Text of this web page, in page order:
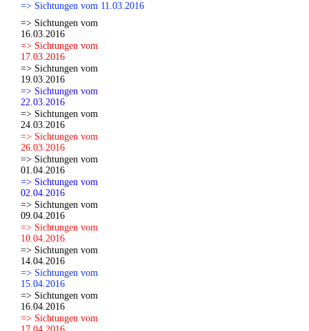
=> Sichtungen vom 11.03.2016
=> Sichtungen vom
16.03.2016
=> Sichtungen vom
17.03.2016
=> Sichtungen vom
19.03.2016
=> Sichtungen vom
22.03.2016
=> Sichtungen vom
24.03.2016
=> Sichtungen vom
26.03.2016
=> Sichtungen vom
01.04.2016
=> Sichtungen vom
02.04.2016
=> Sichtungen vom
09.04.2016
=> Sichtungen vom
10.04.2016
=> Sichtungen vom
14.04.2016
=> Sichtungen vom
15.04.2016
=> Sichtungen vom
16.04.2016
=> Sichtungen vom